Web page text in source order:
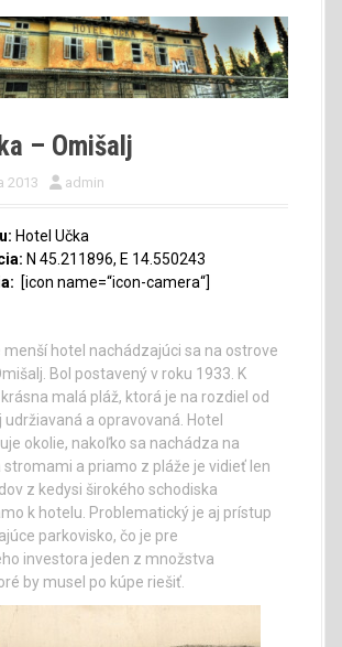
– Omišalj
2013 admin
Hotel Učka
N 45.211896, E 14.550243
[icon name=“icon-camera“]
menší hotel nachádzajúci sa na ostrove
Bol postavený v roku 1933. K
malá pláž, ktorá je na rozdiel od
a opravovaná. Hotel
okolie, nakoľko sa nachádza na
stromami a priamo z pláže je vidieť len
z kedysi širokého schodiska
k hotelu. Problematický je aj prístup
parkovisko, čo je pre
investora jeden z množstva
by musel po kúpe riešiť.